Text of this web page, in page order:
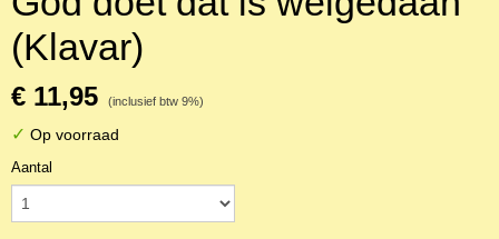
(Klavar)
€ 11,95 (inclusief btw 9%)
✓ Op voorraad
Aantal